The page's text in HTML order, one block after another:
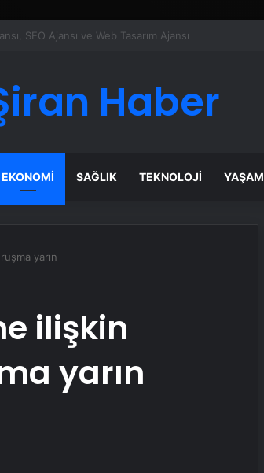
Yazılımı
Haber
EKONOMI SAĞLIK TEKNOLOJI YAŞAM
yarın
ilişkin
yarın